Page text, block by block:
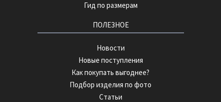
Гид по размерам
ПОЛЕЗНОЕ
Новости
Новые поступления
Как покупать выгоднее?
Подбор изделия по фото
Статьи